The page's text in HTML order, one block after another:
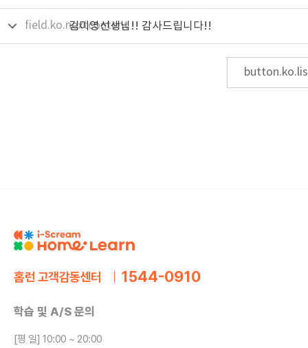
field.ko.nextcontent
김미영선생님!! 감사드립니다!!
홈런 고객감동센터
학습 및 A/S 문의
[평 일] 10:00 ~ 20:00
1544-0910